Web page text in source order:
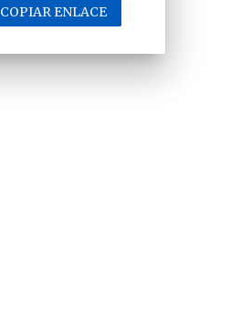
COPIAR ENLACE